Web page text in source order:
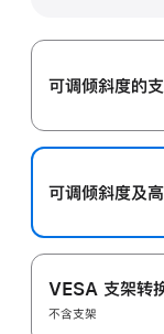
可调倾斜度的
可调倾斜度及
VESA 支架转
不含支架